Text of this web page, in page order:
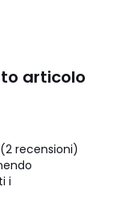
articolo
(2 recensioni)
i